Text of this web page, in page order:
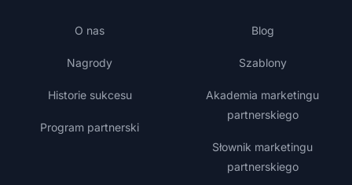
O nas
Nagrody
Historie sukcesu
Program partnerski
Blog
Szablony
Akademia marketingu
partnerskiego
Słownik marketingu
partnerskiego